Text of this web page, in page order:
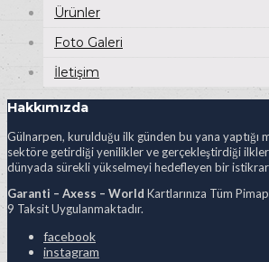
Ürünler
Foto Galeri
İletişim
Hakkımızda
Gülnarpen, kurulduğu ilk günden bu yana yaptığı
sektöre getirdiği yenilikler ve gerçekleştirdiği ilkler
dünyada sürekli yükselmeyi hedefleyen bir
Garanti – Axess – World Kartlarınıza Tüm
9 Taksit Uygulanmaktadır.
facebook
instagram